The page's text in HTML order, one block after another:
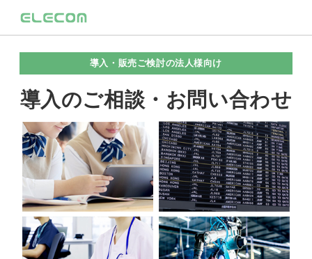
導入・販売ご検討の法人様向け
導入のご相談・お問い合わせ